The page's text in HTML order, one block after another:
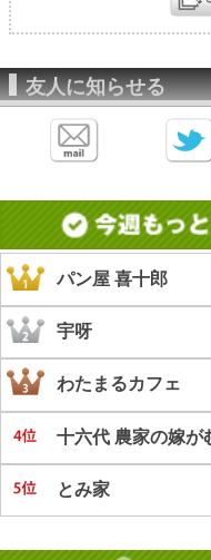
友人に知らせる
パン屋 喜十郎
宇呀
わたまるカフェ
十六代 農家の嫁が
とみ家